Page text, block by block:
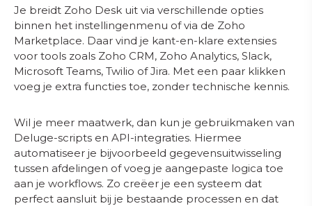
Je breidt Zoho Desk uit via verschillende opties
binnen het instellingenmenu of via de Zoho
Marketplace. Daar vind je kant-en-klare extensies
voor tools zoals Zoho CRM, Zoho Analytics, Slack,
Microsoft Teams, Twilio of Jira. Met een paar klikken
voeg je extra functies toe, zonder technische kennis.
Wil je meer maatwerk, dan kun je gebruikmaken van
Deluge-scripts en API-integraties. Hiermee
automatiseer je bijvoorbeeld gegevensuitwisseling
tussen afdelingen of voeg je aangepaste logica toe
aan je workflows. Zo creëer je een systeem dat
perfect aansluit bij je bestaande processen en dat